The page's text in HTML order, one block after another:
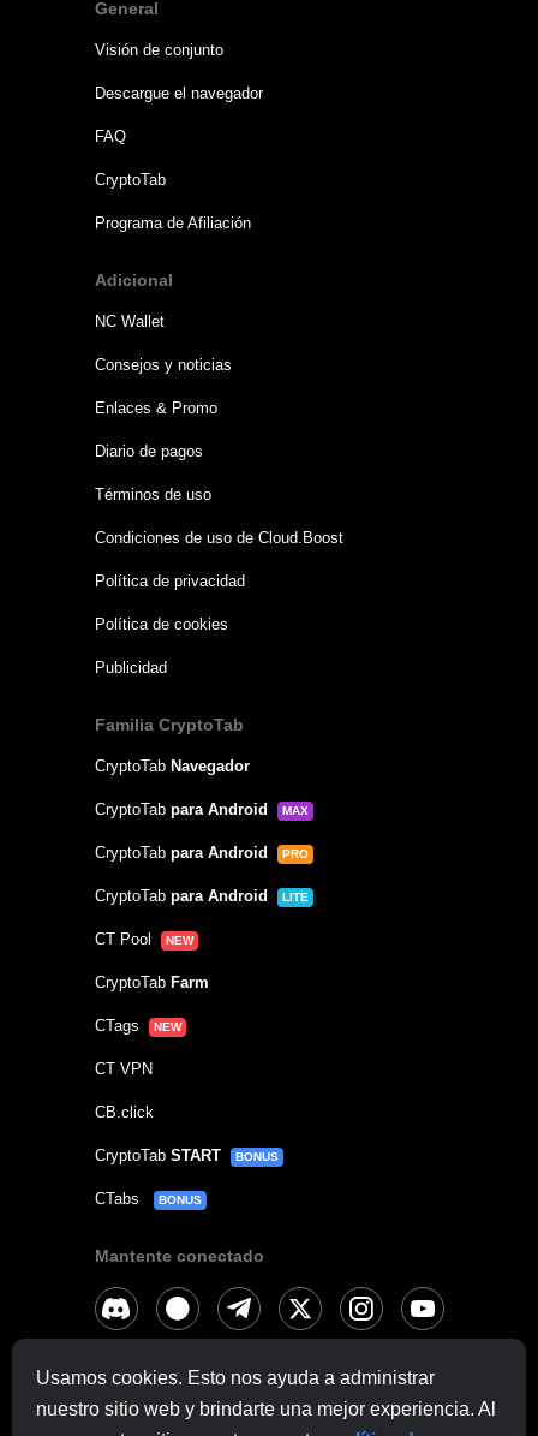
Usamos cookies. Esto nos ayuda a administrar
nuestro sitio web y brindarte una mejor experiencia. Al
General
Visión de conjunto
Descargue el navegador
FAQ
CryptoTab
Programa de Afiliación
Adicional
NC Wallet
Consejos y noticias
Enlaces & Promo
Diario de pagos
Términos de uso
Condiciones de uso de Cloud.Boost
Política de privacidad
Política de cookies
Publicidad
Familia CryptoTab
CryptoTab Navegador
CryptoTab para Android MAX
CryptoTab para Android PRO
CryptoTab para Android LITE
CT Pool NEW
CryptoTab Farm
CTags NEW
CT VPN
CB.click
CryptoTab START BONUS
CTabs BONUS
Mantente conectado
Otras consultas:contactus@cryptobrowser.site